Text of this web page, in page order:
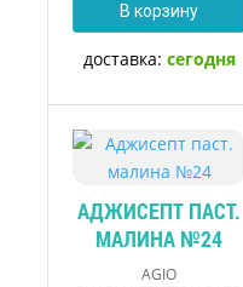
В корзину
доставка: сегодня
АДЖИСЕПТ ПАСТ.
МАЛИНА №24
AGIO